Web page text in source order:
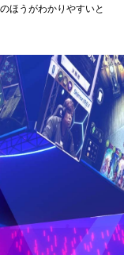
ほうがわかりやすいと